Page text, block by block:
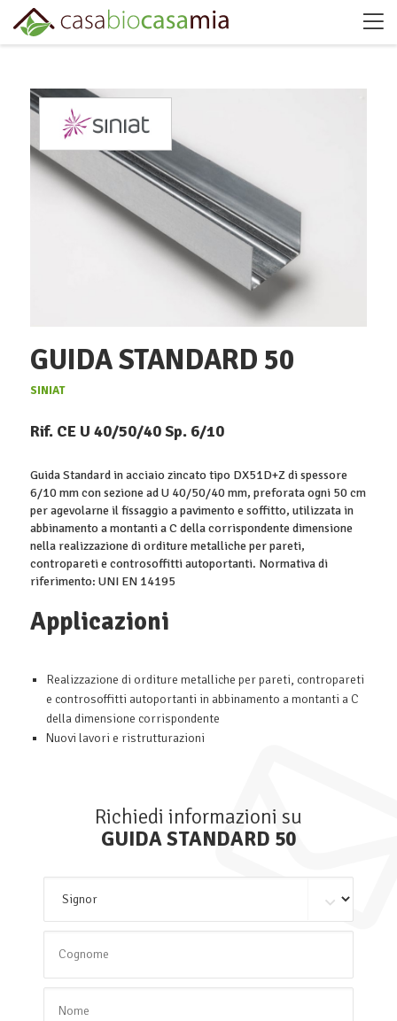
GUIDA STANDARD 50
SINIAT
Rif. CE U 40/50/40 Sp. 6/10
Guida Standard in acciaio zincato tipo DX51D+Z di spessore
6/10 mm con sezione ad U 40/50/40 mm, preforata ogni 50 cm
per agevolarne il fissaggio a pavimento e soffitto, utilizzata in
abbinamento a montanti a C della corrispondente dimensione
nella realizzazione di orditure metalliche per pareti,
contropareti e controsoffitti autoportanti. Normativa di
riferimento: UNI EN 14195
Applicazioni
Realizzazione di orditure metalliche per pareti, contropareti
e controsoffitti autoportanti in abbinamento a montanti a C
della dimensione corrispondente
Nuovi lavori e ristrutturazioni
Richiedi informazioni su
GUIDA STANDARD 50